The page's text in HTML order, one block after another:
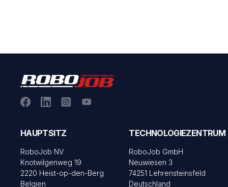
HAUPTSITZ
RoboJob NV
Knotwilgenweg 19
2220 Heist-op-den-Berg
Belgien
TECHNOLOGIEZENTRUM
RoboJob GmbH
Neuwiesen 3
74251 Lehrensteinsfeld
Deutschland